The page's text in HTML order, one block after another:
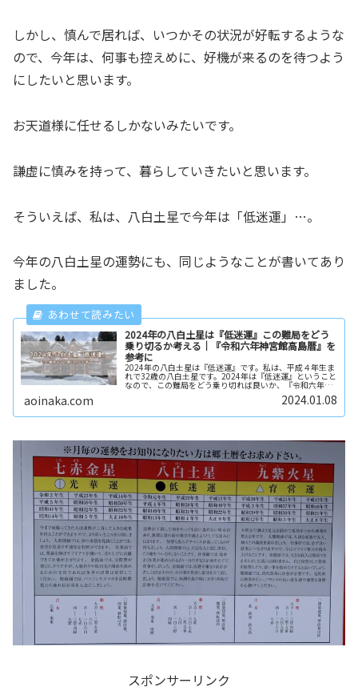
しかし、慎んで居れば、いつかその状況が好転するような
ので、今年は、何事も控えめに、好機が来るのを待つよう
にしたいと思います。
お天道様に任せるしかないみたいです。
謙虚に慎みを持って、暮らしていきたいと思います。
そういえば、私は、八白土星で今年は「低迷運」…。
今年の八白土星の運勢にも、同じようなことが書いてあり
ました。
2024年の八白土星は『低迷運』この難局をどう
乗り切るか考える｜『令和六年神宮館高島暦』を
参考に
2024年の八白土星は『低迷運』です。私は、平成４年生ま
れで32歳の八白土星です。2024年は『低迷運』ということ
なので、この難局をどう乗り切れば良いか、『令和六年神
宮館高島暦』を参考に考え、まとめておきたいと思いま
aoinaka.com 2024.01.08
スポンサーリンク